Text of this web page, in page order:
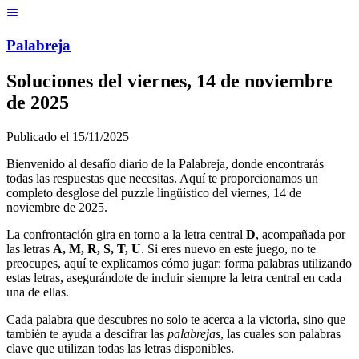
Palabreja
Soluciones del viernes, 14 de noviembre
de 2025
Publicado el 15/11/2025
Bienvenido al desafío diario de la Palabreja, donde encontrarás
todas las respuestas que necesitas. Aquí te proporcionamos un
completo desglose del puzzle lingüístico del viernes, 14 de
noviembre de 2025.
La confrontación gira en torno a la letra central D, acompañada por
las letras A, M, R, S, T, U. Si eres nuevo en este juego, no te
preocupes, aquí te explicamos cómo jugar: forma palabras utilizando
estas letras, asegurándote de incluir siempre la letra central en cada
una de ellas.
Cada palabra que descubres no solo te acerca a la victoria, sino que
también te ayuda a descifrar las palabrejas, las cuales son palabras
clave que utilizan todas las letras disponibles.